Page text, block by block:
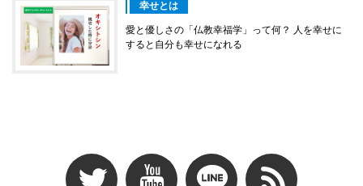
幸せとは
愛と優しさの「仏教幸福学」って何？ 人を幸せに
すると自分も幸せになれる